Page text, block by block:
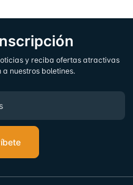
y reciba ofertas atractivas
nuestros boletines.